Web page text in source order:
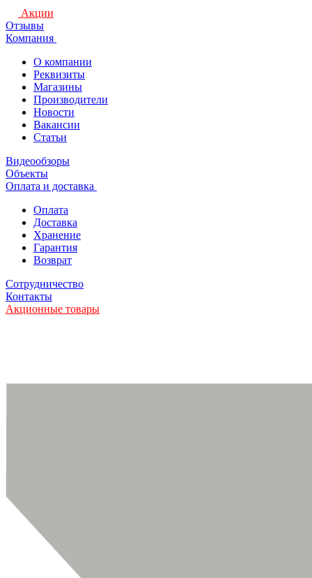
Акции
Отзывы
Компания
О компании
Реквизиты
Магазины
Производители
Новости
Вакансии
Статьи
Видеообзоры
Объекты
Оплата и доставка
Оплата
Доставка
Хранение
Гарантия
Возврат
Сотрудничество
Контакты
Акционные товары